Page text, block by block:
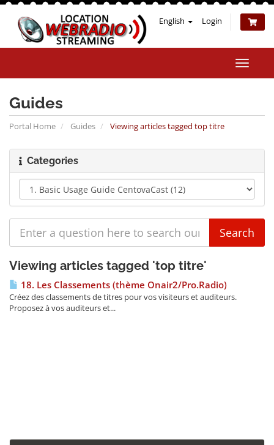
English Login
Toggle
Guides
Portal Home Guides Viewing articles tagged top titre
Categories
Viewing articles tagged 'top titre'
18. Les Classements (thème Onair2/Pro.Radio)
Créez des classements de titres pour vos visiteurs et auditeurs.
Proposez à vos auditeurs et...